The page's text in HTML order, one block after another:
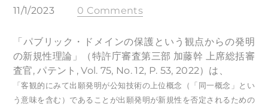
11/1/2023 0 Comments
「パブリック・ドメインの保護という観点からの発明
の新規性理論」（特許庁審査第三部 加藤幹 上席総括審
査官, パテント, Vol. 75, No. 12, P. 53, 2022）は、
「客観的にみて出願発明が公知技術の上位概念（「同一概念」とい
う意味を含む）であることが出願発明が新規性を否定されるための